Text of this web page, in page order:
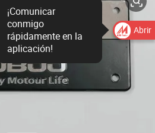
Abrir
¡Comunicar
conmigo
rápidamente en la
aplicación!